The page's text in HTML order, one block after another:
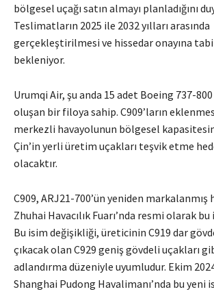
bölgesel uçağı satın almayı planladığını
Teslimatların 2025 ile 2032 yılları arasında
gerçekleştirilmesi ve hissedar onayına tabi
bekleniyor.
Urumqi Air, şu anda 15 adet Boeing 737-800
oluşan bir filoya sahip. C909’ların
merkezli havayolunun bölgesel
Çin’in yerli üretim uçakları teşvik etme
olacaktır.
C909, ARJ21-700’ün yeniden markalanmış
Zhuhai Havacılık Fuarı’nda resmi olarak bu
Bu isim değişikliği, üreticinin C919 dar
çıkacak olan C929 geniş gövdeli uçakları
adlandırma düzeniyle uyumludur. Ekim
Shanghai Pudong Havalimanı’nda bu yeni